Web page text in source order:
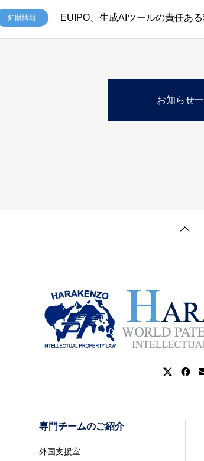
知財情報 EUIPO、生成AIツールの責任あ
お知らせ
専門チームのご紹介
外国支援室